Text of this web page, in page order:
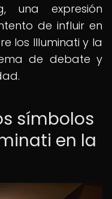
una expresión
de influir en
los Illuminati y la
de debate y
símbolos
en la